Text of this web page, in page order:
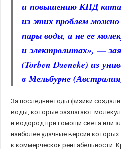
и повышению КПД
из этих проблем можно
пары воды, а не ее
и электролитах», —
(Torben Daeneke) из
в Мельбурне
За последние годы физики
воды, которые разлагают
и водород при помощи света или
наиболее удачные версии
к коммерческой рентабельности.